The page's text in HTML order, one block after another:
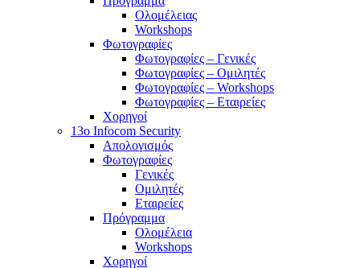
Ολομέλειας
Workshops
Φωτογραφίες
Φωτογραφίες – Γενικές
Φωτογραφίες – Ομιλητές
Φωτογραφίες – Workshops
Φωτογραφίες – Εταιρείες
Χορηγοί
13o Infocom Security
Απολογισμός
Φωτογραφίες
Γενικές
Ομιλητές
Εταιρείες
Πρόγραμμα
Ολομέλεια
Workshops
Χορηγοί